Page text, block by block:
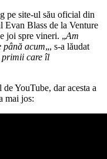
pe site-ul său oficial din
Evan Blass de la Venture
joi spre vineri. „Am
până acum„, s-a lăudat
care îl
YouTube, dar acesta a
mai jos: